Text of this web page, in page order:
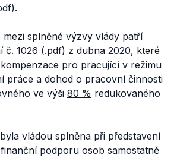
mezi splněné výzvy vlády patří
č. 1026 (.pdf) z dubna 2020, které
kompenzace pro pracující v režimu
práce a dohod o pracovní činnosti
ve výši 80 % redukovaného
vládou splněna při představení
podporu osob samostatně